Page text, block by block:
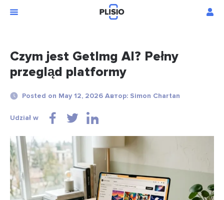
Czym jest GetImg AI? Pełny
przegląd platformy
Posted on May 12, 2026 Автор: Simon Chartan
Udział w